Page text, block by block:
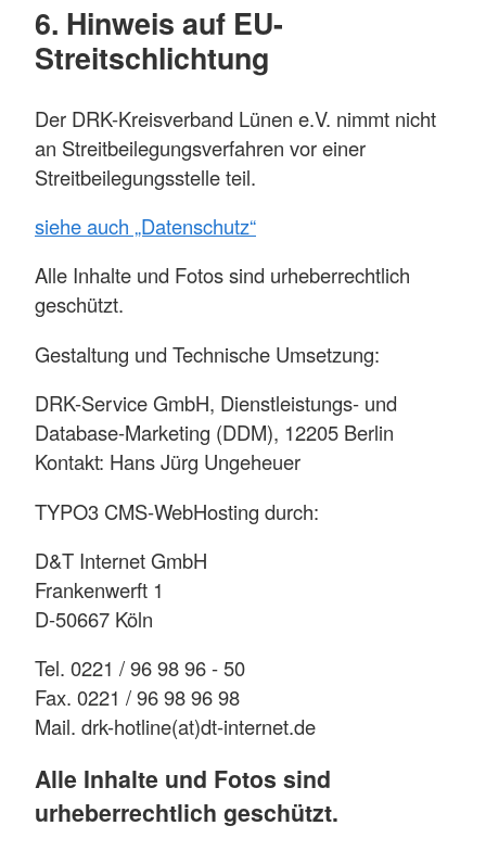
6. Hinweis auf EU-
Streitschlichtung
Der DRK-Kreisverband Lünen e.V. nimmt nicht
an Streitbeilegungsverfahren vor einer
Streitbeilegungsstelle teil.
siehe auch „Datenschutz“
Alle Inhalte und Fotos sind urheberrechtlich
geschützt.
Gestaltung und Technische Umsetzung:
DRK-Service GmbH, Dienstleistungs- und
Database-Marketing (DDM), 12205 Berlin
Kontakt: Hans Jürg Ungeheuer
TYPO3 CMS-WebHosting durch:
D&T Internet GmbH
Frankenwerft 1
D-50667 Köln
Tel. 0221 / 96 98 96 - 50
Fax. 0221 / 96 98 96 98
Mail. drk-hotline(at)dt-internet.de
Alle Inhalte und Fotos sind
urheberrechtlich geschützt.